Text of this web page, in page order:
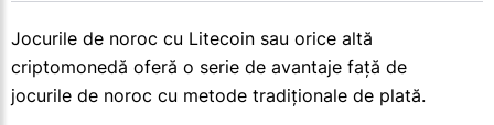
Jocurile de noroc cu Litecoin sau orice altă
criptomonedă oferă o serie de avantaje față de
jocurile de noroc cu metode tradiționale de plată.